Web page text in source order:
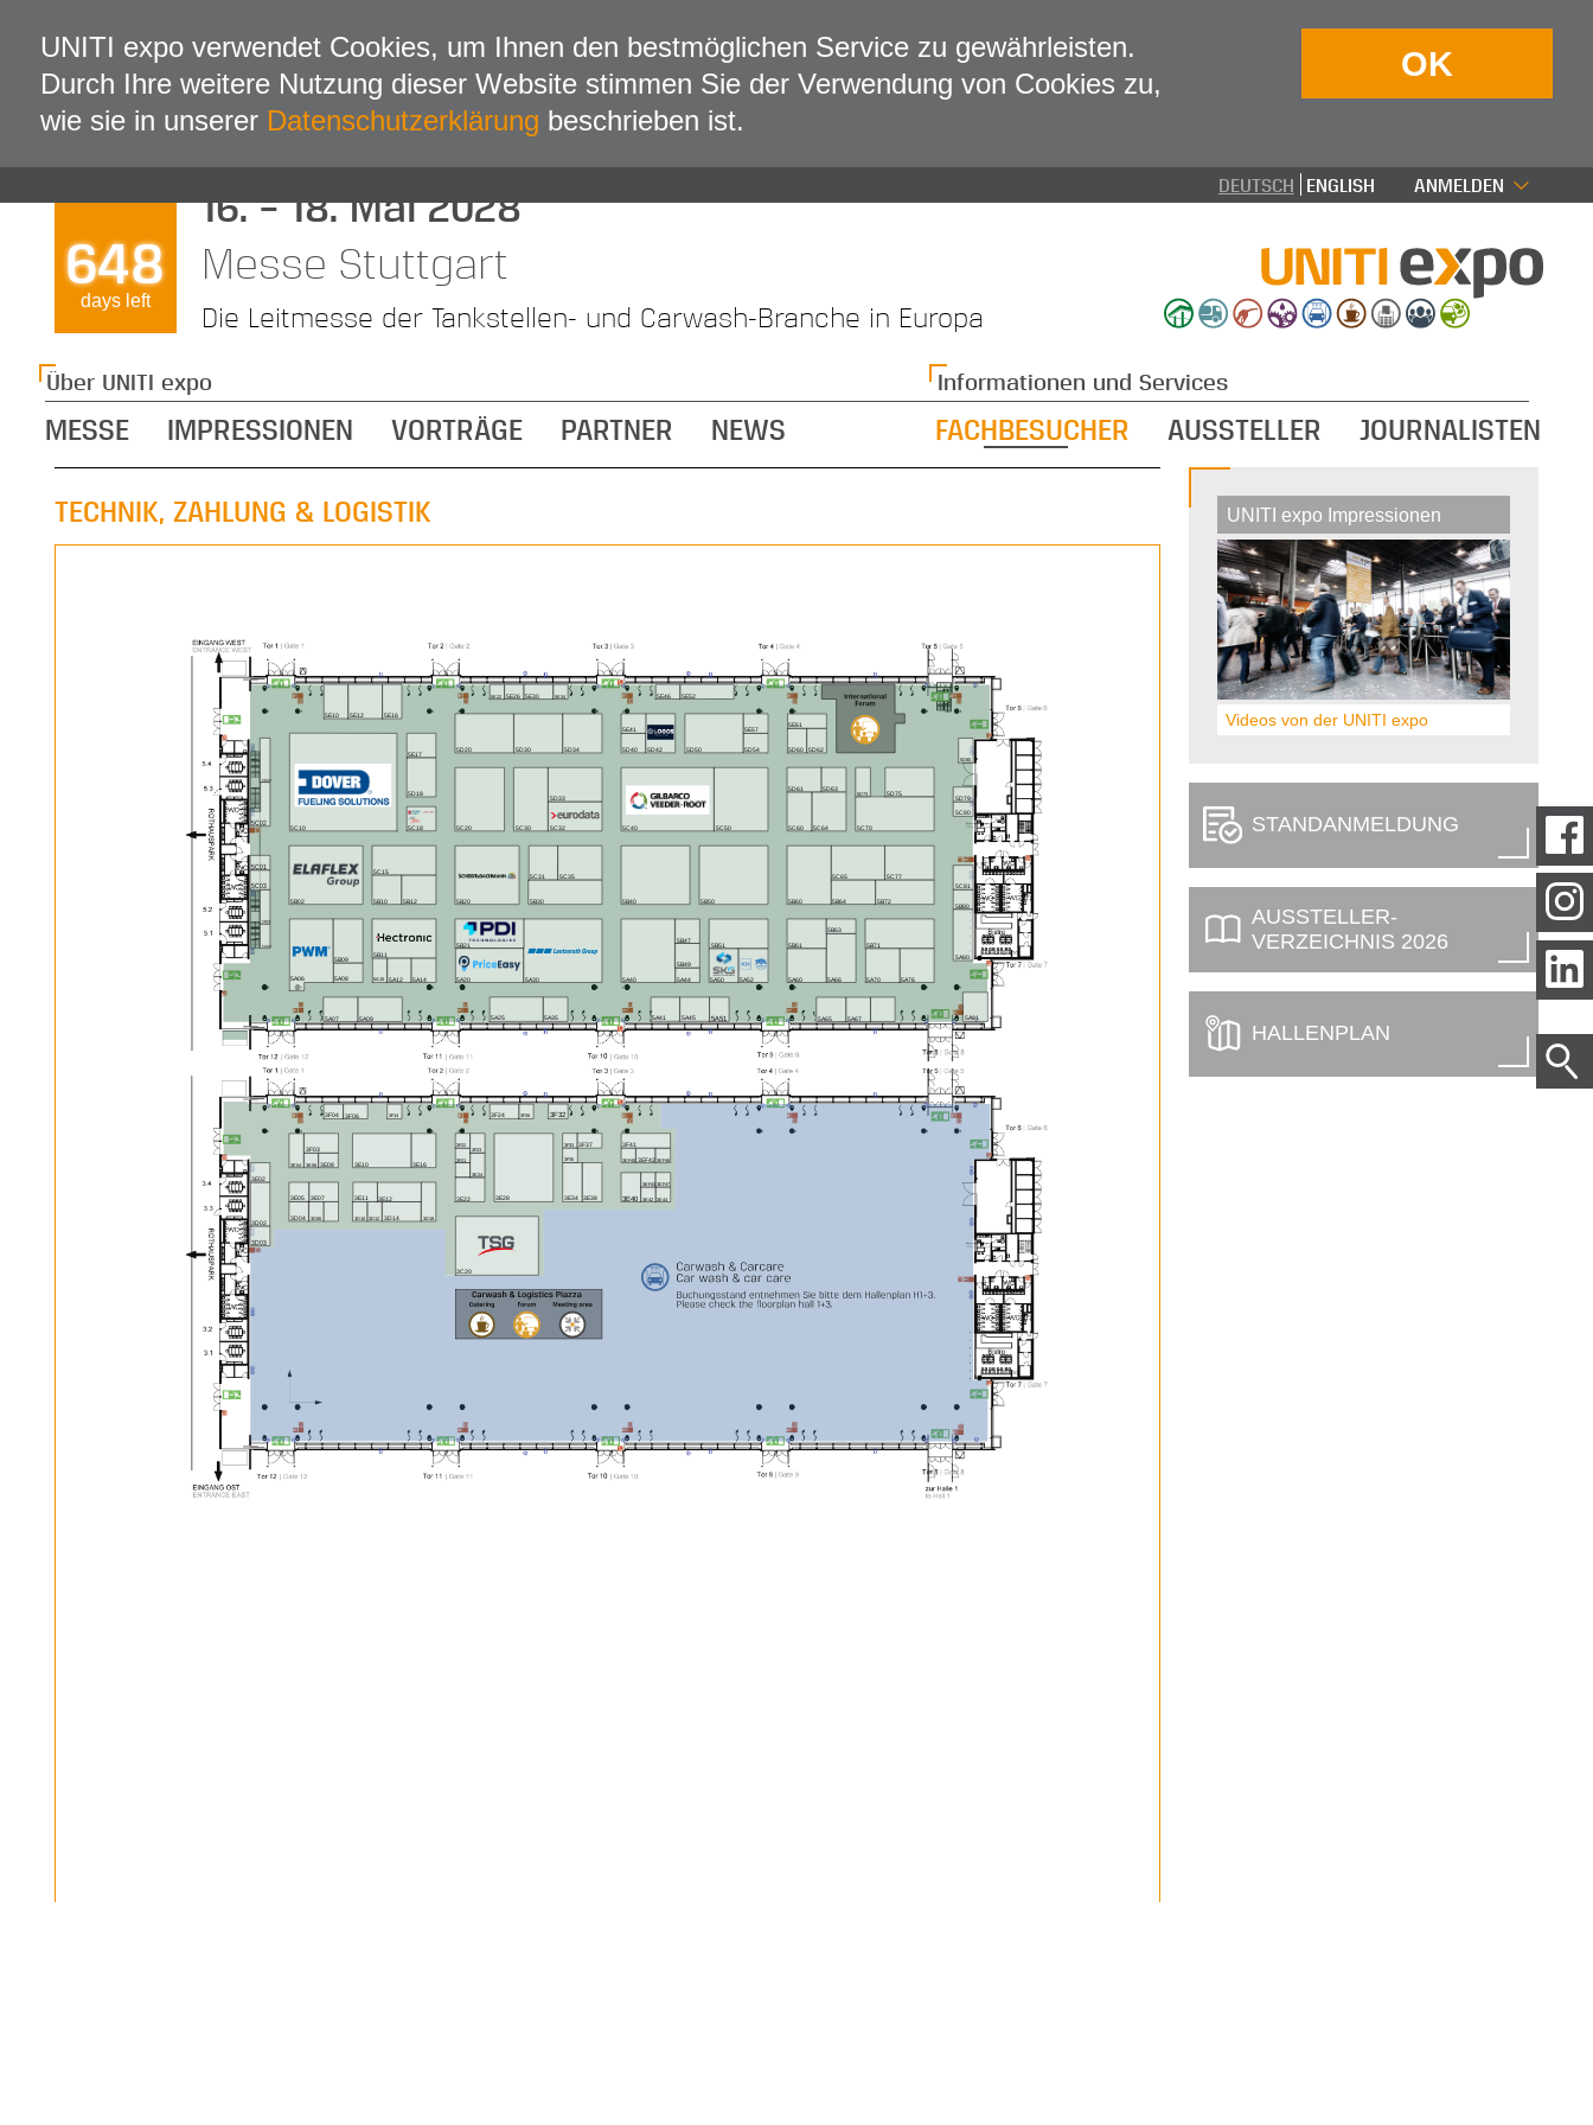
UNITI expo verwendet Cookies, um Ihnen den bestmöglichen Service zu gewährleisten.
Durch Ihre weitere Nutzung dieser Website stimmen Sie der Verwendung von Cookies zu,
wie sie in unserer Datenschutzerklärung beschrieben ist.
OK
DEUTSCH ENGLISH ANMELDEN
648
days left
16. – 18. Mai 2028
Messe Stuttgart
Die Leitmesse der Tankstellen- und Carwash-Branche in Europa
Über UNITI expo
MESSE IMPRESSIONEN VORTRÄGE PARTNER NEWS
Informationen und Services
FACHBESUCHER AUSSTELLER JOURNALISTEN
TECHNIK, ZAHLUNG & LOGISTIK
3C20
3D02
3D03
3D04 3D06 3D10 3D12 3D14 3D18
3E02
3E04
3E05
3E06
3E07
3E08 3E10
3E11 3E12
3E16
3E22
3E24
3E28 3E34 3E38 3E40 3E42 3E44
3EF40 3EF42
3EF43
3EF46
3EF47
3F03
3F04 3F06 3F14
3F21
3F22
3F23
3F24 3F26 3F32
3F33
3F35
3F37 3F41
5A04
5A06
5A07
5A08
5A09
5A10 5A12 5A14 5A20
5A25
5A30
5A35
5A40
5A41
5A44
5A45
5A50
5A51
5A52 5A60
5A65
5A66
5A67
5A70 5A76
5A80
5A81
5B01
5B02
5B09
5B10
5B11
5B12 5B20
5B21
5B30 5B40
5B47
5B49
5B50
5B51
5B60
5B61
5B63
5B64
5B71
5B72
5B80
5C01
5C02
5C03
5C10
5C15
5C18 5C20 5C30
5C31
5C32
5C35
5C40 5C50 5C60 5C64
5C65
5C70
5C77
5C80
5C81
5D18
5D20 5D30
5D33
5D34 5D40 5D42 5D50 5D54 5D60
5D61
5D62
5D63
5D73 5D75
5D79
5D80
5E03
5E10 5E12 5E16
5E17
5E22 5E26 5E30 5E34
5E41
5E46 5E52
5E57
5E61
UNITI expo Impressionen
Videos von der UNITI expo
STAND­ANMELDUNG
AUSSTELLER­
VERZEICHNIS 2026
HALLENPLAN